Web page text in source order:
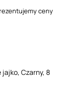
ceny
jajko, Czarny, 8